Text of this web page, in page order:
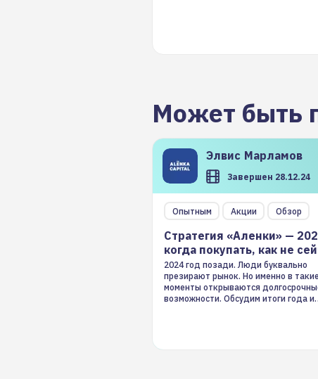
Может быть
Элвис Марламов
Завершен 28.12.24
Опытным Акции Обзор
Стратегия «Аленки» —
когда покупать, как не
2024 год позади. Люди буквально
презирают рынок. Но именно в такие
моменты открываются
возможности. Обсудим итоги года и